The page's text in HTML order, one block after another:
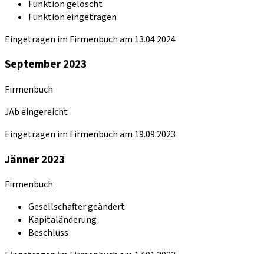
Funktion gelöscht
Funktion eingetragen
Eingetragen im Firmenbuch am 13.04.2024
September 2023
Firmenbuch
JAb eingereicht
Eingetragen im Firmenbuch am 19.09.2023
Jänner 2023
Firmenbuch
Gesellschafter geändert
Kapitaländerung
Beschluss